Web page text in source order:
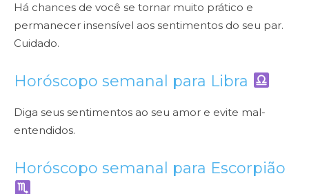
Há chances de você se tornar muito prático e
permanecer insensível aos sentimentos do seu par.
Cuidado.
Horóscopo semanal para Libra
Diga seus sentimentos ao seu amor e evite mal-
entendidos.
Horóscopo semanal para Escorpião